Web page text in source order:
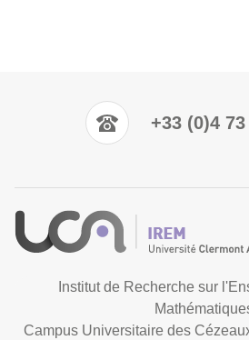
+33 (0)4
Institut de Recherche sur
Campus Universitaire des